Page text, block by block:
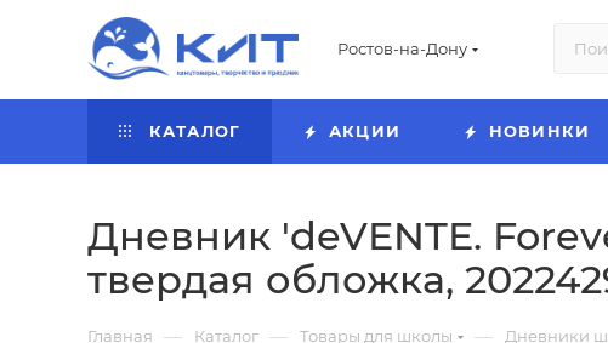
Ростов-на-Дону
КАТАЛОГ АКЦИИ НОВИНКИ
Дневник 'deVENTE.
твердая обложка,
Главная — Каталог — Товары для школы — Дневники